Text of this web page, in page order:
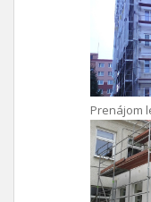
Prenájom